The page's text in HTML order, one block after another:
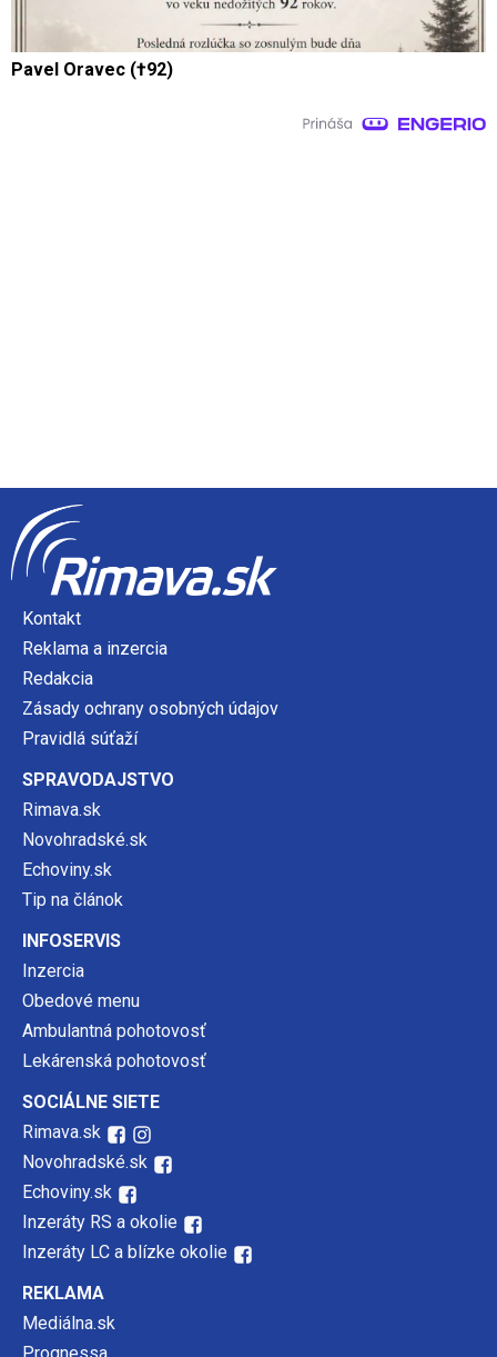
Pavel Oravec (†92)
Kontakt
Reklama a inzercia
Redakcia
Zásady ochrany osobných údajov
Pravidlá súťaží
SPRAVODAJSTVO
Rimava.sk
Novohradské.sk
Echoviny.sk
Tip na článok
INFOSERVIS
Inzercia
Obedové menu
Ambulantná pohotovosť
Lekárenská pohotovosť
SOCIÁLNE SIETE
Rimava.sk
Novohradské.sk
Echoviny.sk
Inzeráty RS a okolie
Inzeráty LC a blízke okolie
REKLAMA
Mediálna.sk
Prognessa